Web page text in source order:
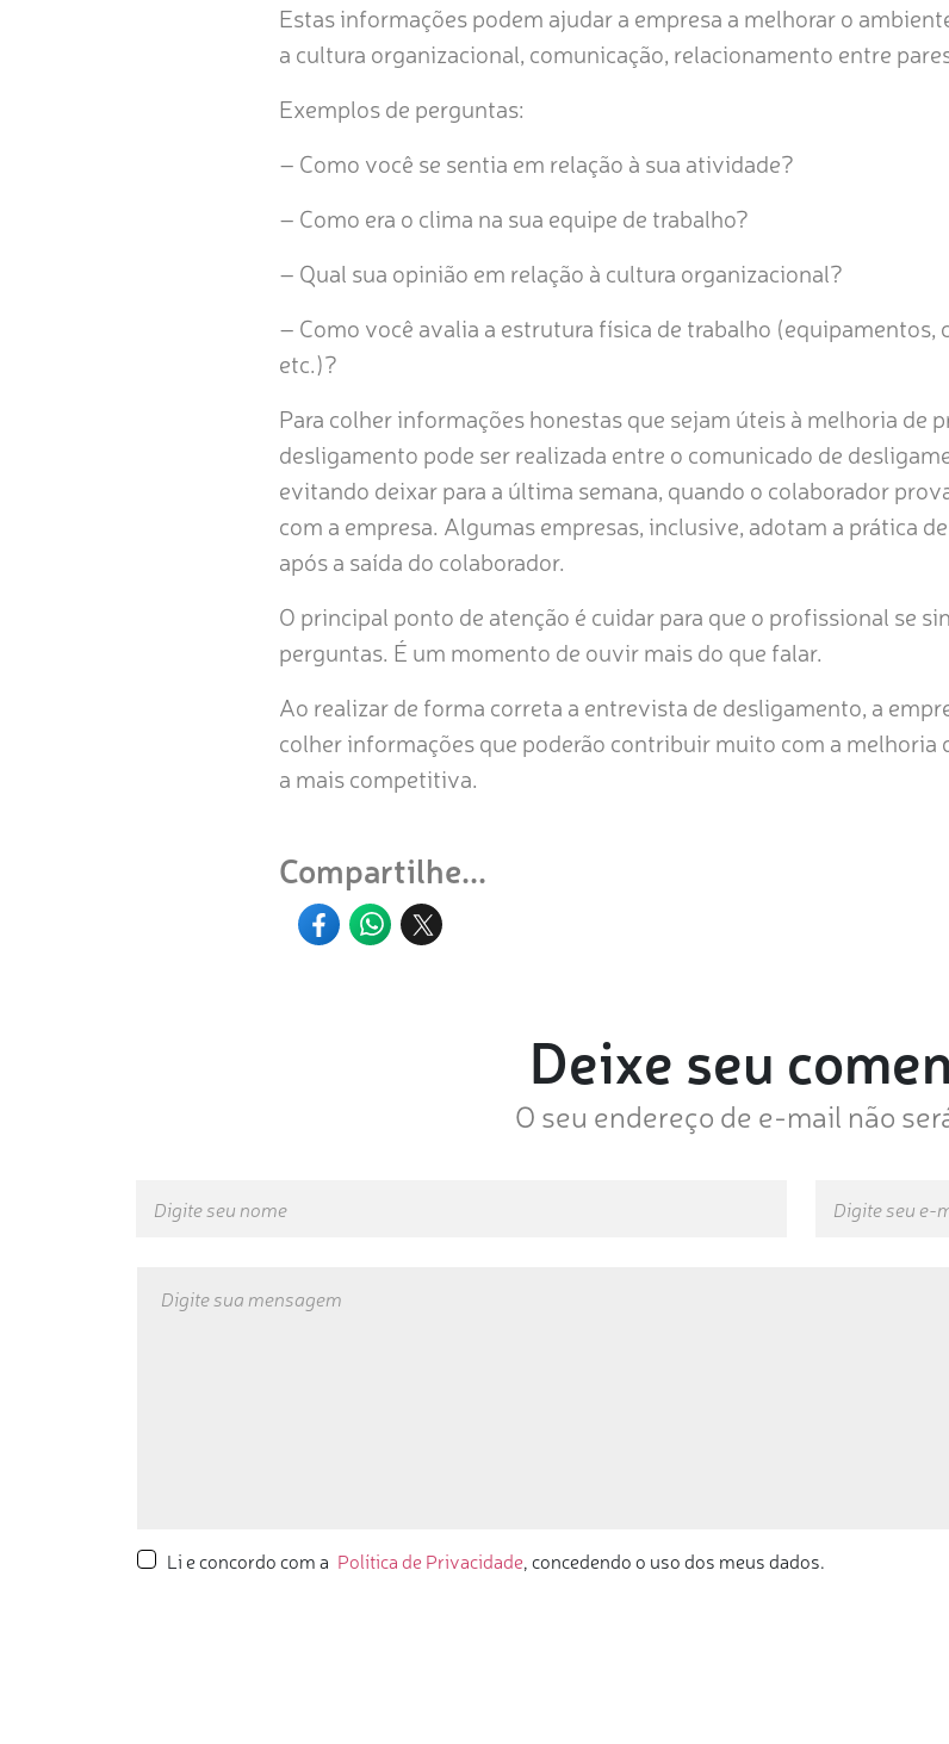
Estas informações podem ajudar a empresa a melhorar o
a cultura organizacional, comunicação, relacionamento entre
Exemplos de perguntas:
– Como você se sentia em relação à sua atividade?
– Como era o clima na sua equipe de trabalho?
– Qual sua opinião em relação à cultura organizacional?
– Como você avalia a estrutura física de trabalho (equipamentos,
etc.)?
Para colher informações honestas que sejam úteis à melhoria de
desligamento pode ser realizada entre o comunicado de
evitando deixar para a última semana, quando o colaborador
com a empresa. Algumas empresas, inclusive, adotam a prática
após a saída do colaborador.
O principal ponto de atenção é cuidar para que o profissional se
perguntas. É um momento de ouvir mais do que falar.
Ao realizar de forma correta a entrevista de desligamento, a
colher informações que poderão contribuir muito com a melhoria
a mais competitiva.
Compartilhe...
Deixe seu
O seu endereço de e-mail não
Li e concordo com a Política de Privacidade, concedendo o uso dos meus dados.